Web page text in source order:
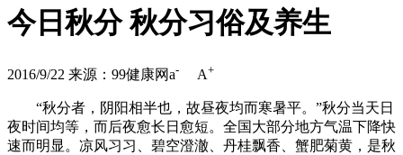
今日秋分 秋分习俗及养生
2016/9/22 来源：99健康网a- A+
“秋分者，阴阳相半也，故昼夜均而寒暑平。”秋分当天日
夜时间均等，而后夜愈长日愈短。全国大部分地方气温下降快
速而明显。凉风习习、碧空澄澈、丹桂飘香、蟹肥菊黄，是秋